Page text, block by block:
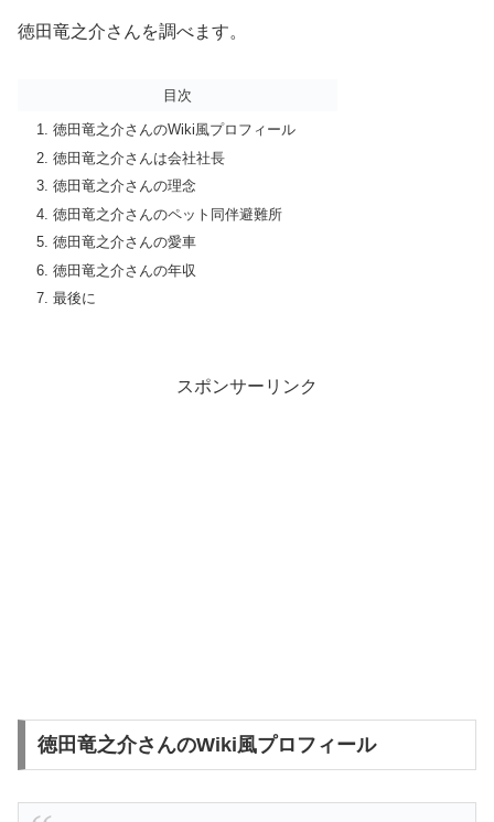
徳田竜之介さんを調べます。
目次
徳田竜之介さんのWiki風プロフィール
徳田竜之介さんは会社社長
徳田竜之介さんの理念
徳田竜之介さんのペット同伴避難所
徳田竜之介さんの愛車
徳田竜之介さんの年収
最後に
スポンサーリンク
徳田竜之介さんのWiki風プロフィール